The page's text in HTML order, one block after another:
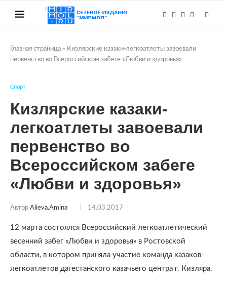
Главная страница » Кизлярские казаки-легкоатлеты завоевали
первенство во Всероссийском забеге «Любви и здоровья»
Спорт
Кизлярские казаки-
легкоатлеты завоевали
первенство во
Всероссийском забеге
«Любви и здоровья»
Автор Alieva.amina 14.03.2017
12 марта состоялся Всероссийский легкоатлетический
весенний забег «Любви и здоровья» в Ростовской
области, в котором приняла участие команда казаков-
легкоатлетов дагестанского казачьего центра г. Кизляра.